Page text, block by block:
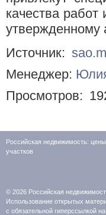
качества
утвержденному
Источник:
Менеджер:
Просмотров:
Российская недвижимость:
участков
© 2026 Российская
Использование открытых
с обязательной гиперссылкой